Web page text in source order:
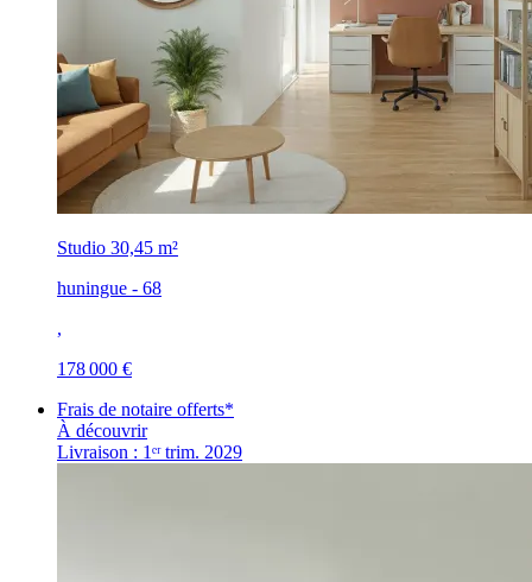
Studio 30,45 m²
huningue - 68
,
178 000 €
Frais de notaire offerts*
À découvrir
Livraison : 1ᵉʳ trim. 2029